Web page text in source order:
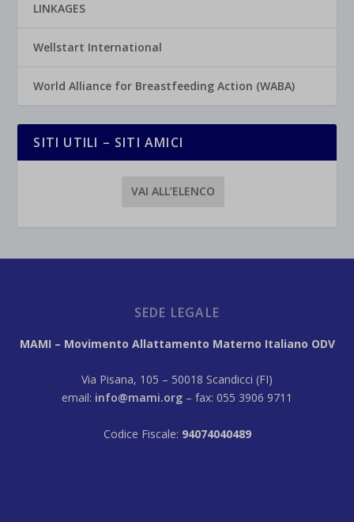
LINKAGES
Wellstart International
World Alliance for Breastfeeding Action (WABA)
SITI UTILI – SITI AMICI
VAI ALL’ELENCO
SEDE LEGALE
MAMI – Movimento Allattamento Materno Italiano ODV
Via Pisana, 105 – 50018 Scandicci (FI)
email: info@mami.org – fax: 055 3906 9711
Codice Fiscale: 94074040489